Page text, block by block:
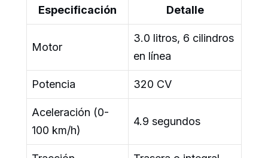
Especificación Detalle
Motor
3.0 litros, 6 cilindros
en línea
Potencia 320 CV
Aceleración (0-
100 km/h)
4.9 segundos